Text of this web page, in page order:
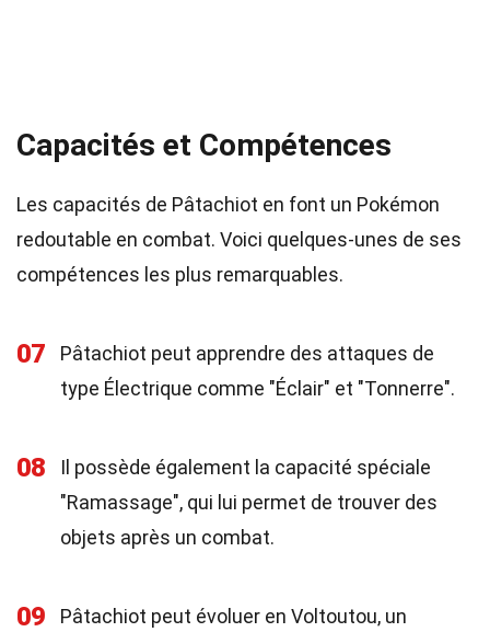
Capacités et Compétences
Les capacités de Pâtachiot en font un Pokémon
redoutable en combat. Voici quelques-unes de ses
compétences les plus remarquables.
07
Pâtachiot peut apprendre des attaques de
type Électrique comme "Éclair" et "Tonnerre".
08
Il possède également la capacité spéciale
"Ramassage", qui lui permet de trouver des
objets après un combat.
09 Pâtachiot peut évoluer en Voltoutou, un